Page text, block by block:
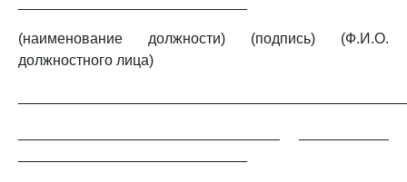
(наименование должности) (подпись) (Ф.И.О.
должностного лица)